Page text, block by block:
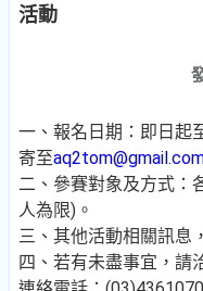
活動
一、報名日期：即日起
寄至
二、參賽對象及方式：
人為限)。
三、其他活動相關訊息
四、若有未盡事宜，請